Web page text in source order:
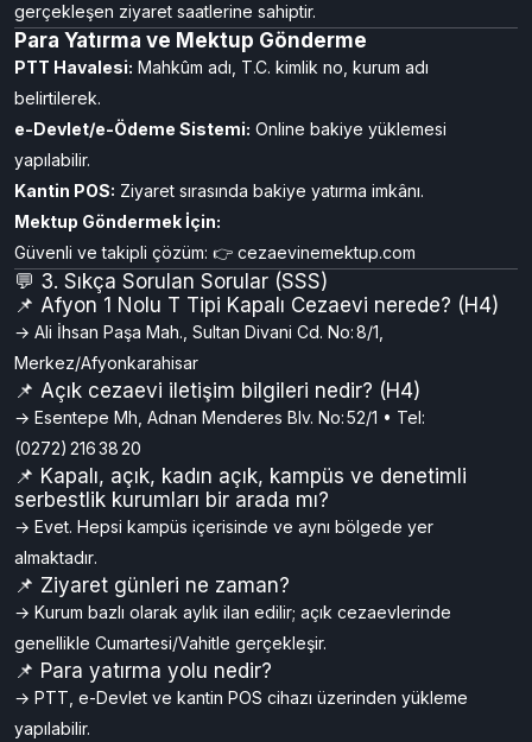
yönergelerine göre aylık olarak belirlenir.
T Tipi ve E Tipi kapalı cezaevlerinde “Açık-Kapalı Görüş Gün ve
Saatleri” düzenlenir.
Açık cezaevleri (Kampüs/Açık/Kadın Açık) genelde hafta sonları
gerçekleşen ziyaret saatlerine sahiptir.
Para Yatırma ve Mektup Gönderme
PTT Havalesi:Mahkûm adı, T.C. kimlik no, kurum adı
belirtilerek.
e-Devlet/e-Ödeme Sistemi:Online bakiye yüklemesi
yapılabilir.
Kantin POS: Ziyaret sırasında bakiye yatırma imkânı.
Mektup Göndermek İçin:
Güvenli ve takipli çözüm: 👉
💬 3. Sıkça Sorulan Sorular (SSS)
📌 Afyon 1 Nolu T Tipi Kapalı Cezaevi nerede? (H4)
→ Ali İhsan Paşa Mah., Sultan Divani Cd. No: 8/1,
Merkez/Afyonkarahisar
📌 Açık cezaevi iletişim bilgileri nedir? (H4)
→ Esentepe Mh, Adnan Menderes Blv. No: 52/1 • Tel:
(0272) 216 38 20
📌 Kapalı, açık, kadın açık, kampüs ve denetimli
serbestlik kurumları bir arada mı?
→ Evet. Hepsi kampüs içerisinde ve aynı bölgede yer
almaktadır.
📌 Ziyaret günleri ne zaman?
→ Kurum bazlı olarak aylık ilan edilir; açık cezaevlerinde